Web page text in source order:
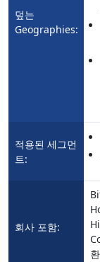
덮는
Geographies:
적용된 세그먼
트:
회사 포함: